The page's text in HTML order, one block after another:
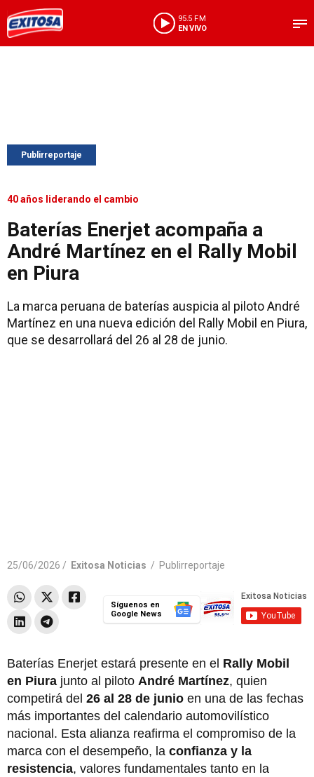
95.5 FM
EN VIVO
Publirreportaje
40 años liderando el cambio
Baterías Enerjet acompaña a
André Martínez en el Rally Mobil
en Piura
La marca peruana de baterías auspicia al piloto André
Martínez en una nueva edición del Rally Mobil en Piura,
que se desarrollará del 26 al 28 de junio.
25/06/2026 / Exitosa Noticias / Publirreportaje
Síguenos en
Google News
Baterías Enerjet estará presente en el Rally Mobil
en Piura junto al piloto André Martínez, quien
competirá del 26 al 28 de junio en una de las fechas
más importantes del calendario automovilístico
nacional. Esta alianza reafirma el compromiso de la
marca con el desempeño, la confianza y la
resistencia, valores fundamentales tanto en la